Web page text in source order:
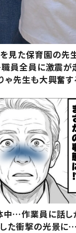
見た保育園の先
職員全員に激震
ゃ先生も大興奮す
中…作業員に話し
た衝撃の光景に…